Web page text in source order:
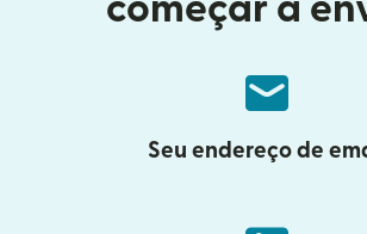
começar a
Seu endereço de